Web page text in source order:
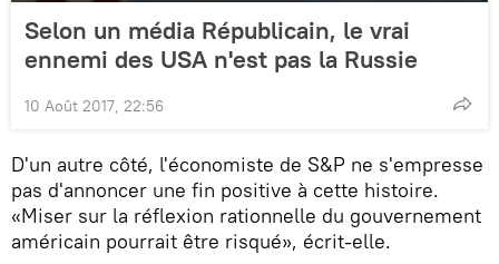
Selon un média Républicain, le vrai
ennemi des USA n'est pas la Russie
10 Août 2017, 22:56
D'un autre côté, l'économiste de S&P ne s'empresse
pas d'annoncer une fin positive à cette histoire.
«Miser sur la réflexion rationnelle du gouvernement
américain pourrait être risqué», écrit-elle.